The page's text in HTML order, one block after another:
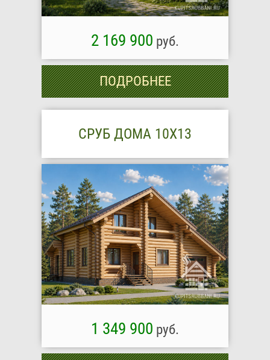
2 169 900 руб.
ПОДРОБНЕЕ
СРУБ ДОМА 10X13
1 349 900 руб.